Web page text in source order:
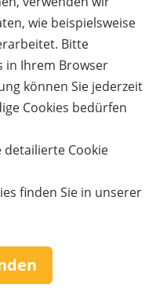
wie beispielsweise
Bitte
in Ihrem Browser
können Sie jederzeit
Cookies bedürfen
detailierte Cookie
finden Sie in unserer
auf eure Eintrittskarten
bestehend
und ein
ein Quartier
verfügen über
Aufenthaltsraum
Dusche, Handtüchern
einen Kühlschrank mit